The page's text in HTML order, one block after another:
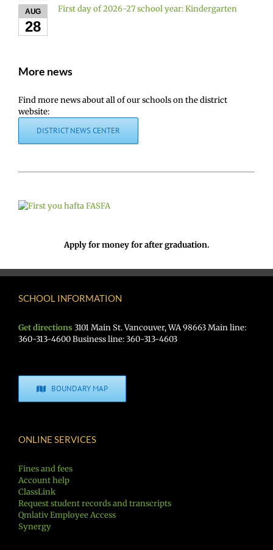
AUG
28
First day of 2026-27 school year: Kindergarten
More news
Find more news about all of our schools on the district
website:
DISTRICT NEWS CENTER
Apply for money for after graduation.
SCHOOL INFORMATION
Get directions 3101 Main St. Vancouver, WA 98663 Main line:
360-313-4600 Business line: 360-313-4603
BOUNDARY MAP
ONLINE SERVICES
Fines and fees
Account help
ClassLink
Request student records and transcripts
Qmlativ Employee Access
Synergy